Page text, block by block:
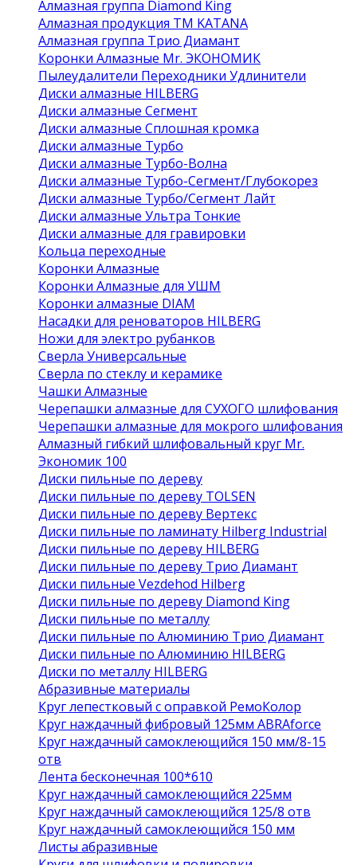
Алмазная группа Diamond King
Алмазная продукция ТМ KATANA
Алмазная группа Трио Диамант
Коронки Алмазные Mr. ЭКОНОМИК
Пылеудалители Переходники Удлинители
Диски алмазные HILBERG
Диски алмазные Сегмент
Диски алмазные Сплошная кромка
Диски алмазные Турбо
Диски алмазные Турбо-Волна
Диски алмазные Турбо-Сегмент/Глубокорез
Диски алмазные Турбо/Сегмент Лайт
Диски алмазные Ультра Тонкие
Диски алмазные для гравировки
Кольца переходные
Коронки Алмазные
Коронки Алмазные для УШМ
Коронки алмазные DIAM
Насадки для реноваторов HILBERG
Ножи для электро рубанков
Сверла Универсальные
Сверла по стеклу и керамике
Чашки Алмазные
Черепашки алмазные для СУХОГО шлифования
Черепашки алмазные для мокрого шлифования
Алмазный гибкий шлифовальный круг Mr.
Экономик 100
Диски пильные по дереву
Диски пильные по дереву TOLSEN
Диски пильные по дереву Вертекс
Диски пильные по ламинату Hilberg Industrial
Диски пильные по дереву HILBERG
Диски пильные по дереву Трио Диамант
Диски пильные Vezdehod Hilberg
Диски пильные по дереву Diamond King
Диски пильные по металлу
Диски пильные по Алюминию Трио Диамант
Диски пильные по Алюминию HILBERG
Диски по металлу HILBERG
Абразивные материалы
Круг лепестковый с оправкой РемоКолор
Круг наждачный фибровый 125мм ABRAforce
Круг наждачный самоклеющийся 150 мм/8-15
отв
Лента бесконечная 100*610
Круг наждачный самоклеющийся 225мм
Круг наждачный самоклеющийся 125/8 отв
Круг наждачный самоклеющийся 150 мм
Листы абразивные